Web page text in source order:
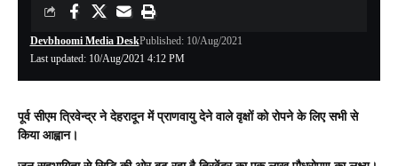
Last updated: 10/Aug/2021 4:12 PM
Devbhoomi Media DeskPublished: 10/Aug/2021
पूर्व सीएम त्रिवेन्द्र ने देहरादून में प्राणवायु देने वाले वृक्षों को रोपने के लिए सभी से
किया आह्वान।